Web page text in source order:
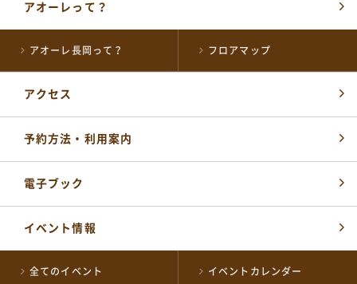
アオーレって？
アオーレ長岡って？ フロアマップ
アクセス
予約方法・利用案内
電子ブック
イベント情報
全てのイベント イベントカレンダー
各届出・証明書発行など
0258-35-1122
開館時間：
平日 午前8時30分～午後5時15分
土・祝 午前9時～午後5時
休業日 日曜日・年末年始
NPO 法人ながおか未来創造ネットワーク